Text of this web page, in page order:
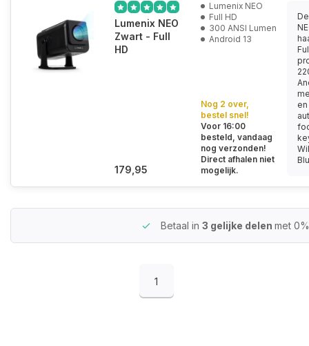
Lumenix NEO
Zwart - Full
HD
179,95
Lumenix NEO
Full HD
300 ANSI Lumen
Android 13
Nog 2 over,
bestel snel!
Voor 16:00
besteld, vandaag
nog verzonden!
Direct afhalen niet
mogelijk.
Betaal in 3 gelijke delen met
1